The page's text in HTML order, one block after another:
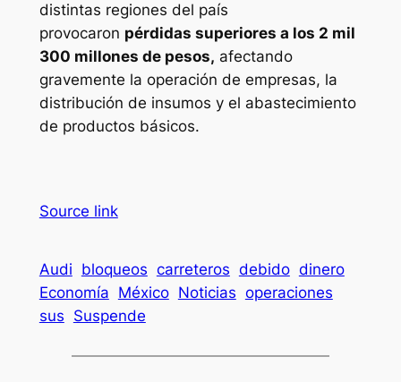
distintas regiones del país
provocaron pérdidas superiores a los 2 mil
300 millones de pesos, afectando
gravemente la operación de empresas, la
distribución de insumos y el abastecimiento
de productos básicos.
Source link
Audi bloqueos carreteros debido dinero
Economía México Noticias operaciones
sus Suspende